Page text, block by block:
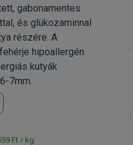
gabonamentes
és glükozaminnal
részére. A
hipoallergén
kutyák
7mm.
Ft / kg